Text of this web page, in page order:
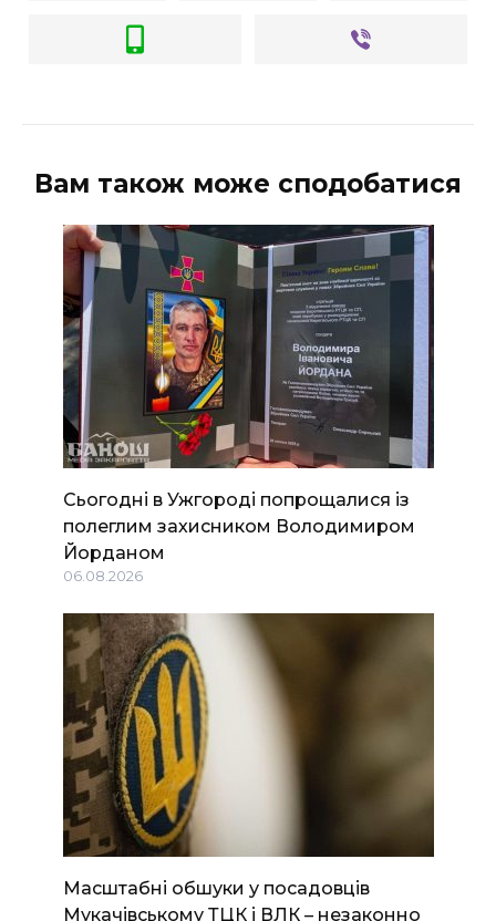
Вам також може сподобатися
Сьогодні в Ужгороді попрощалися із
полеглим захисником Володимиром
Йорданом
06.08.2026
Масштабні обшуки у посадовців
Мукачівському ТЦК і ВЛК – незаконно